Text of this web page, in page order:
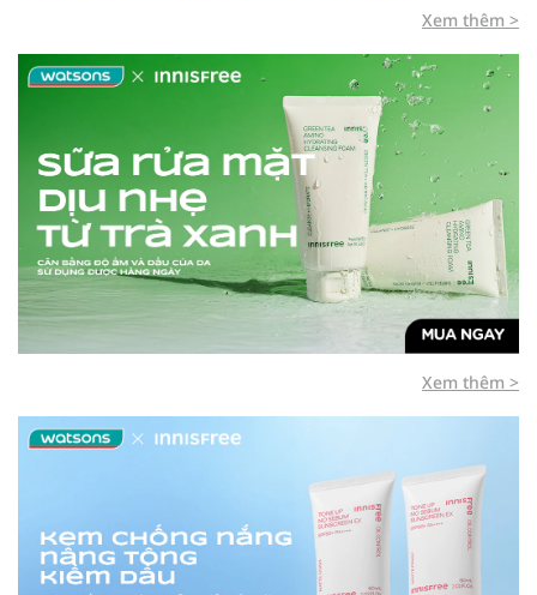
Xem thêm >
Xem thêm >